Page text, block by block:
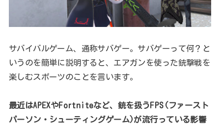
サバイバルゲーム、通称サバゲー。サバゲーって何？と
いうのを簡単に説明すると、エアガンを使った銃撃戦を
楽しむスポーツのことを言います。
最近はAPEXやFortniteなど、銃を扱うFPS(ファースト
パーソン・シューティングゲーム)が流行っている影響